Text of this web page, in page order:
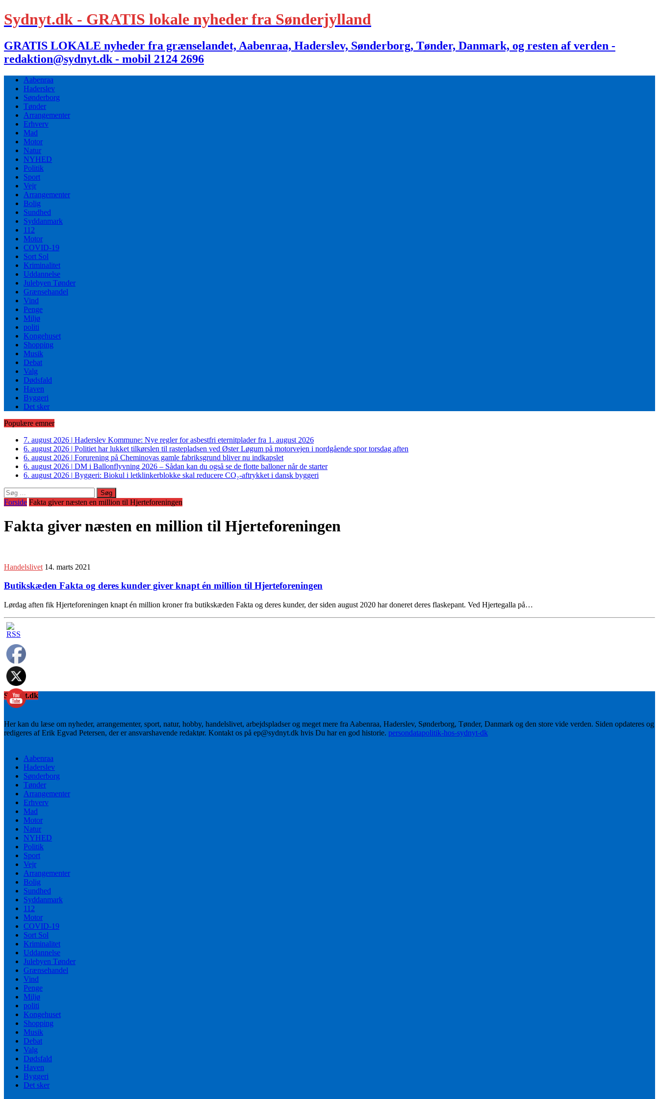
Sydnyt.dk - GRATIS lokale nyheder fra Sønderjylland
GRATIS LOKALE nyheder fra grænselandet, Aabenraa, Haderslev, Sønderborg, Tønder, Danmark, og resten af verden -
redaktion@sydnyt.dk - mobil 2124 2696
Aabenraa
Haderslev
Sønderborg
Tønder
Arrangementer
Erhverv
Mad
Motor
Natur
NYHED
Politik
Sport
Vejr
Arrangementer
Bolig
Sundhed
Syddanmark
112
Motor
COVID-19
Sort Sol
Kriminalitet
Uddannelse
Julebyen Tønder
Grænsehandel
Vind
Penge
Miljø
politi
Kongehuset
Shopping
Musik
Debat
Valg
Dødsfald
Haven
Byggeri
Det sker
Populære emner
7. august 2026 | Haderslev Kommune: Nye regler for asbestfri eternitplader fra 1. august 2026
6. august 2026 | Politiet har lukket tilkørslen til rastepladsen ved Øster Løgum på motorvejen i nordgående spor torsdag aften
6. august 2026 | Forurening på Cheminovas gamle fabriksgrund bliver nu indkapslet
6. august 2026 | DM i Ballonflyvning 2026 – Sådan kan du også se de flotte balloner når de starter
6. august 2026 | Byggeri: Biokul i letklinkerblokke skal reducere CO₂-aftrykket i dansk byggeri
Søg
efter:
Forside Fakta giver næsten en million til Hjerteforeningen
Fakta giver næsten en million til Hjerteforeningen
Handelslivet 14. marts 2021
Butikskæden Fakta og deres kunder giver knapt én million til Hjerteforeningen
Lørdag aften fik Hjerteforeningen knapt én million kroner fra butikskæden Fakta og deres kunder, der siden august 2020 har doneret deres flaskepant. Ved Hjertegalla på…
Sydnyt.dk
Her kan du læse om nyheder, arrangementer, sport, natur, hobby, handelslivet, arbejdspladser og meget mere fra Aabenraa, Haderslev, Sønderborg, Tønder, Danmark og den store vide verden. Siden opdateres og
redigeres af Erik Egvad Petersen, der er ansvarshavende redaktør. Kontakt os på ep@sydnyt.dk hvis Du har en god historie. persondatapolitik-hos-sydnyt-dk
Aabenraa
Haderslev
Sønderborg
Tønder
Arrangementer
Erhverv
Mad
Motor
Natur
NYHED
Politik
Sport
Vejr
Arrangementer
Bolig
Sundhed
Syddanmark
112
Motor
COVID-19
Sort Sol
Kriminalitet
Uddannelse
Julebyen Tønder
Grænsehandel
Vind
Penge
Miljø
politi
Kongehuset
Shopping
Musik
Debat
Valg
Dødsfald
Haven
Byggeri
Det sker